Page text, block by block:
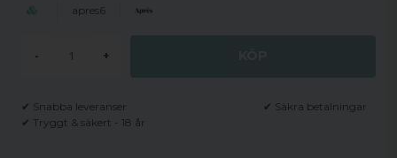
apres6
- +
✔ Snabba leveranser
✔ Säkra betalningar
✔ Tryggt & säkert - 18 år